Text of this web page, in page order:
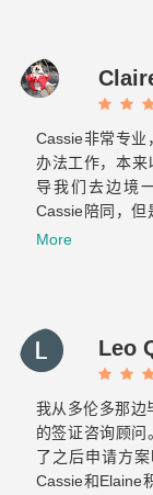
Cassie非常专
办法工作，本来
导我们去边境
Cassie陪同，
了也标注了重点
复的文件准备和
保持初心！
More
Leo
我从多伦多那边
的签证咨询顾问
了之后申请方
Cassie和Elaine